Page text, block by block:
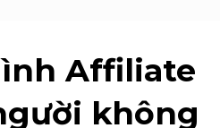
Affiliate
không